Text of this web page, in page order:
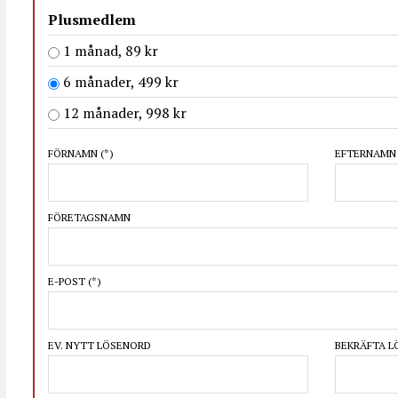
Plusmedlem
1 månad, 89 kr
6 månader, 499 kr
12 månader, 998 kr
FÖRNAMN (*) EFTERNAMN
FÖRETAGSNAMN
E-POST (*)
EV. NYTT LÖSENORD BEKRÄFTA